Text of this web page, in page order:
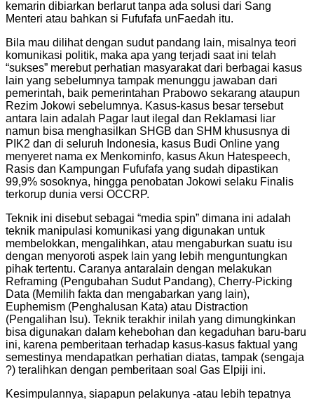
kemarin dibiarkan berlarut tanpa ada solusi dari Sang
Menteri atau bahkan si Fufufafa unFaedah itu.
Bila mau dilihat dengan sudut pandang lain, misalnya teori
komunikasi politik, maka apa yang terjadi saat ini telah
“sukses” merebut perhatian masyarakat dari berbagai kasus
lain yang sebelumnya tampak menunggu jawaban dari
pemerintah, baik pemerintahan Prabowo sekarang ataupun
Rezim Jokowi sebelumnya. Kasus-kasus besar tersebut
antara lain adalah Pagar laut ilegal dan Reklamasi liar
namun bisa menghasilkan SHGB dan SHM khususnya di
PIK2 dan di seluruh Indonesia, kasus Budi Online yang
menyeret nama ex Menkominfo, kasus Akun Hatespeech,
Rasis dan Kampungan Fufufafa yang sudah dipastikan
99,9% sosoknya, hingga penobatan Jokowi selaku Finalis
terkorup dunia versi OCCRP.
Teknik ini disebut sebagai “media spin” dimana ini adalah
teknik manipulasi komunikasi yang digunakan untuk
membelokkan, mengalihkan, atau mengaburkan suatu isu
dengan menyoroti aspek lain yang lebih menguntungkan
pihak tertentu. Caranya antaralain dengan melakukan
Reframing (Pengubahan Sudut Pandang), Cherry-Picking
Data (Memilih fakta dan mengabarkan yang lain),
Euphemism (Penghalusan Kata) atau Distraction
(Pengalihan Isu). Teknik terakhir inilah yang dimungkinkan
bisa digunakan dalam kehebohan dan kegaduhan baru-baru
ini, karena pemberitaan terhadap kasus-kasus faktual yang
semestinya mendapatkan perhatian diatas, tampak (sengaja
?) teralihkan dengan pemberitaan soal Gas Elpiji ini.
Kesimpulannya, siapapun pelakunya -atau lebih tepatnya